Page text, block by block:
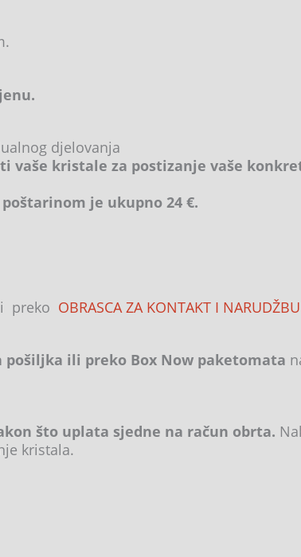
djelovanja
vaše kristale za postizanje vaše
je ukupno 24 €.
preko OBRASCA ZA KONTAKT I NARUDŽBU
ili preko Box Now paketomata
što uplata sjedne na račun obrta.
kristala.